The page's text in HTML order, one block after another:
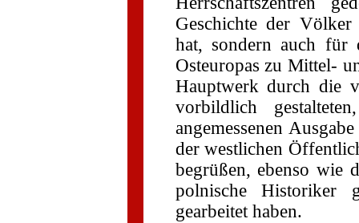
Geschichte der
hat, sondern auch für
Osteuropas zu Mittel-
Hauptwerk durch die
vorbildlich
angemessenen
der westlichen
begrüßen, ebenso wie
polnische Historiker
gearbeitet haben.